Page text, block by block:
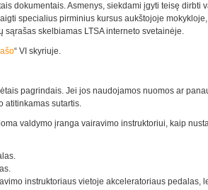
dokumentais. Asmenys, siekdami įgyti teisę dirbti
specialius pirminius kursus aukštojoje mokykloje,
skelbiamas LTSA interneto svetainėje.
“ VI skyriuje.
pagrindais. Jei jos naudojamos nuomos ar
atitinkamas sutartis.
valdymo įranga vairavimo instruktoriui, kaip
instruktoriaus vietoje akceleratoriaus pedalas,